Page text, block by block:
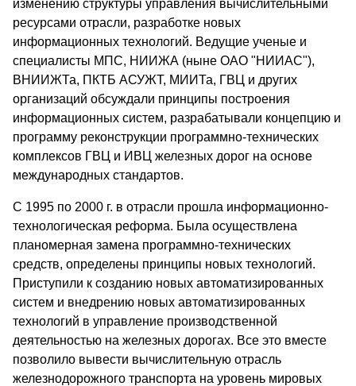
изменению структуры управления вычислительными
ресурсами отрасли, разработке новых
информационных технологий. Ведущие ученые и
специалисты МПС, НИИЖА (ныне ОАО "НИИАС"),
ВНИИЖТа, ПКТБ АСУЖТ, МИИТа, ГВЦ и других
организаций обсуждали принципы построения
информационных систем, разрабатывали концепцию и
программу реконструкции программно-технических
комплексов ГВЦ и ИВЦ железных дорог на основе
международных стандартов.
С 1995 по 2000 г. в отрасли прошла информационно-
технологическая реформа. Была осуществлена
планомерная замена программно-технических
средств, определены принципы новых технологий.
Приступили к созданию новых автоматизированных
систем и внедрению новых автоматизированных
технологий в управление производственной
деятельностью на железных дорогах. Все это вместе
позволило вывести вычислительную отрасль
железнодорожного транспорта на уровень мировых